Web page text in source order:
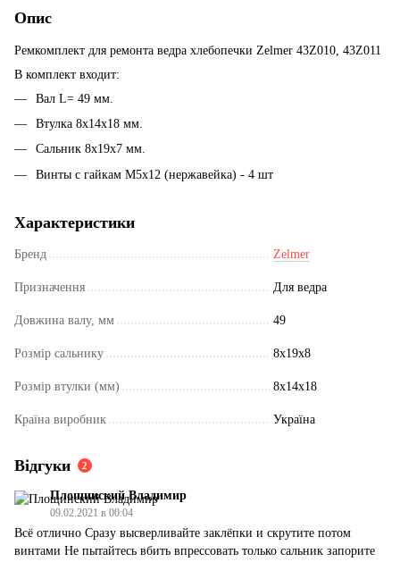
Опис
Ремкомплект для ремонта ведра хлебопечки Zelmer 43Z010, 43Z011
В комплект входит:
Вал L= 49 мм.
Втулка 8x14x18 мм.
Сальник 8x19x7 мм.
Винты с гайкам М5x12 (нержавейка) - 4 шт
Характеристики
Бренд Zelmer
Призначення Для ведра
Довжина валу, мм 49
Розмір сальнику 8x19x8
Розмір втулки (мм) 8x14x18
Країна виробник Україна
Відгуки 2
Площинский Владимир
09.02.2021 в 00:04
Всё отлично Сразу высверливайте заклёпки и скрутите потом
винтами Не пытайтесь вбить впрессовать только сальник запорите